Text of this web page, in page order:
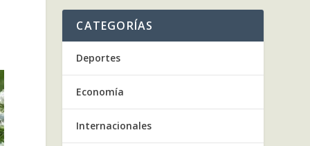
CATEGORÍAS
Deportes
Economía
Internacionales